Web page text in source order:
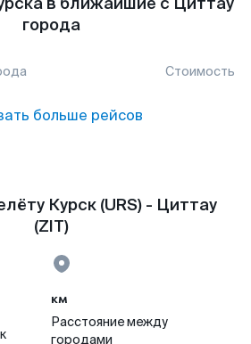
города
Стоимость
больше рейсов
Курск (URS) - Циттау
(ZIT)
км
Расстояние между
городами